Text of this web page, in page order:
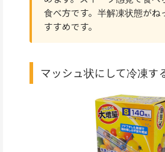
食べ方です。半解凍状態がね
すすめです。
マッシュ状にして冷凍す